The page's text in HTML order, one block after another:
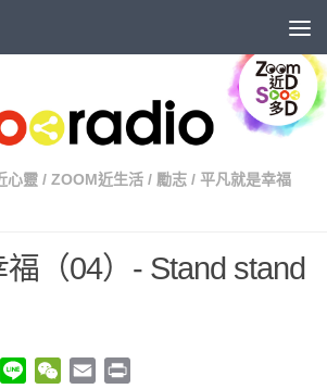
心靈 / ZOOM近生活 / 勵志 / 平凡就是幸福
（04）- Stand stand
WhatsApp
Line WeChat
Email